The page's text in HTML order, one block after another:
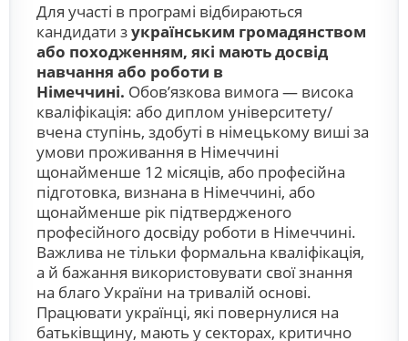
Для участі в програмі відбираються
кандидати зукраїнським громадянством
або походженням, які мають досвід
навчання або роботи в
Німеччині. Обов’язкова вимога — висока
кваліфікація: або диплом університету/
вчена ступінь, здобуті в німецькому виші за
умови проживання в Німеччині
щонайменше 12 місяців, або професійна
підготовка, визнана в Німеччині, або
щонайменше рік підтвердженого
професійного досвіду роботи в Німеччині.
Важлива не тільки формальна кваліфікація,
а й бажання використовувати свої знання
на благо України на тривалій основі.
Працювати українці, які повернулися на
батьківщину, мають у секторах, критично